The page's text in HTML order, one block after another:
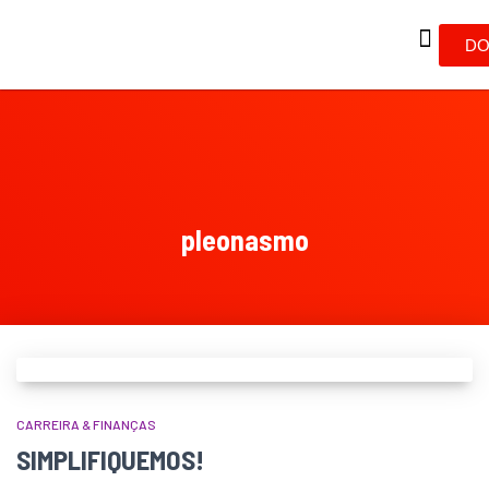
pleonasmo
CARREIRA & FINANÇAS
SIMPLIFIQUEMOS!